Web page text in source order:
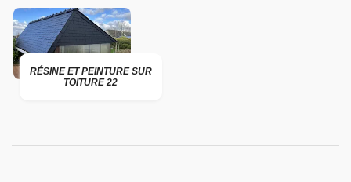
RÉSINE ET PEINTURE SUR
TOITURE 22